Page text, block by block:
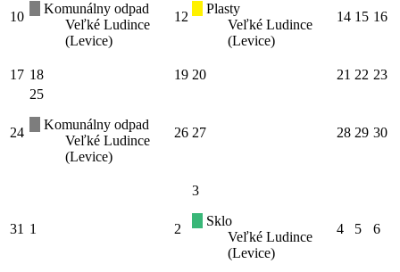
10
Komunálny odpad
Veľké Ludince
(Levice)
12
Plasty
Veľké Ludince
(Levice)
14 15 16
17 18 19 20 21 22 23
24
25
Komunálny odpad
Veľké Ludince
(Levice)
26 27 28 29 30
31 1 2
3
Sklo
Veľké Ludince
(Levice)
4 5 6